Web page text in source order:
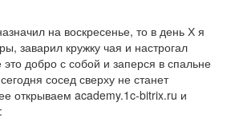
на воскресенье, то в день Х я
заварил кружку чая и настрогал
это добро с собой и заперся в спальне
сосед сверху не станет
открываем academy.1c-bitrix.ru и